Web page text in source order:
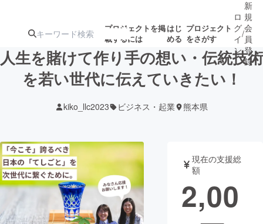
プロジェクトを掲
載するには
はじ
める
プロジェクト
をさがす
ターン
ジェクト
募集終了が近いプ
ロジェクト
アート・写真 音楽
テクノロジー・ガジェット ゲーム・サ
映像・映画 書籍・雑誌
ロ
グ
イ
ン
/
新
規
会
員
登
録
人生を賭けて作り手の想い・伝統技術
を若い世代に伝えていきたい！
kiko_llc2023 ビジネス・起業 熊本県
現在の支援総
額
2,00